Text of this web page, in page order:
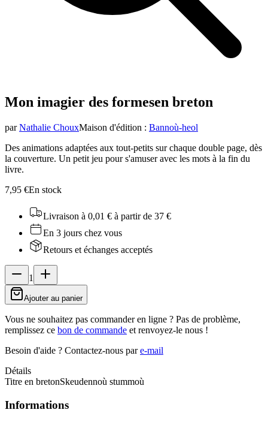
Mon imagier des formesen breton
par Nathalie ChouxMaison d'édition : Bannoù-heol
Des animations adaptées aux tout-petits sur chaque double page, dès
la couverture. Un petit jeu pour s'amuser avec les mots à la fin du
livre.
7,95 €En stock
Livraison à 0,01 € à partir de 37 €
En 3 jours chez vous
Retours et échanges acceptés
1
Ajouter au panier
Vous ne souhaitez pas commander en ligne ? Pas de problème,
remplissez ce bon de commande et renvoyez-le nous !
Besoin d'aide ? Contactez-nous pare-mail
Détails
Titre en bretonSkeudennoù stummoù
Informations